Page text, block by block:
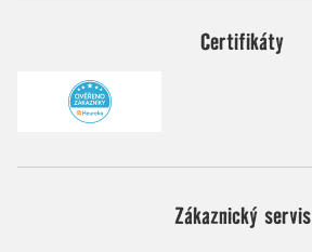
Certifikáty
Zákaznický servis